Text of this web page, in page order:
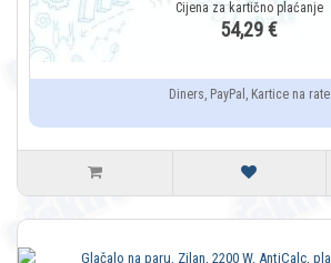
54,29 €
Diners, PayPal, Kartice na rate